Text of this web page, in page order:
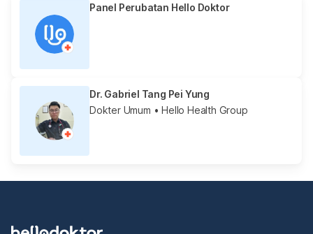
Panel Perubatan Hello Doktor
Dr. Gabriel Tang Pei Yung
Dokter Umum • Hello Health Group